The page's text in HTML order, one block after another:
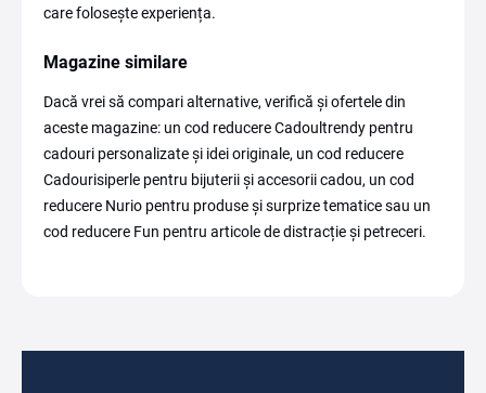
care folosește experiența.
Magazine similare
Dacă vrei să compari alternative, verifică și ofertele din
aceste magazine: un cod reducere Cadoultrendy pentru
cadouri personalizate și idei originale, un cod reducere
Cadourisiperle pentru bijuterii și accesorii cadou, un cod
reducere Nurio pentru produse și surprize tematice sau un
cod reducere Fun pentru articole de distracție și petreceri.